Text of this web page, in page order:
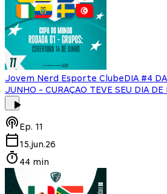
Jovem Nerd Esporte ClubeDIA #4
JUNHO - CURAÇAO TEVE SEU DIA DE
Ep. 11
15.jun.26
44 min